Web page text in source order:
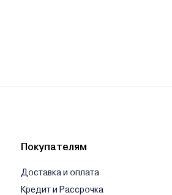
Покупателям
Доставка и оплата
Кредит и Рассрочка